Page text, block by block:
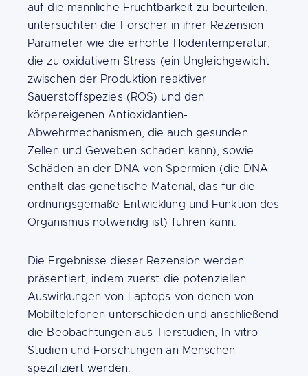
auf die männliche Fruchtbarkeit zu beurteilen,
untersuchten die Forscher in ihrer Rezension
Parameter wie die erhöhte Hodentemperatur,
die zu oxidativem Stress (ein Ungleichgewicht
zwischen der Produktion reaktiver
Sauerstoffspezies (ROS) und den
körpereigenen Antioxidantien-
Abwehrmechanismen, die auch gesunden
Zellen und Geweben schaden kann), sowie
Schäden an der DNA von Spermien (die DNA
enthält das genetische Material, das für die
ordnungsgemäße Entwicklung und Funktion des
Organismus notwendig ist) führen kann.
Die Ergebnisse dieser Rezension werden
präsentiert, indem zuerst die potenziellen
Auswirkungen von Laptops von denen von
Mobiltelefonen unterschieden und anschließend
die Beobachtungen aus Tierstudien, In-vitro-
Studien und Forschungen an Menschen
spezifiziert werden.